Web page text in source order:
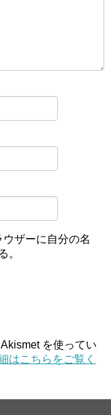
ザーに自分の名
。
を使ってい
はこちらをご覧く